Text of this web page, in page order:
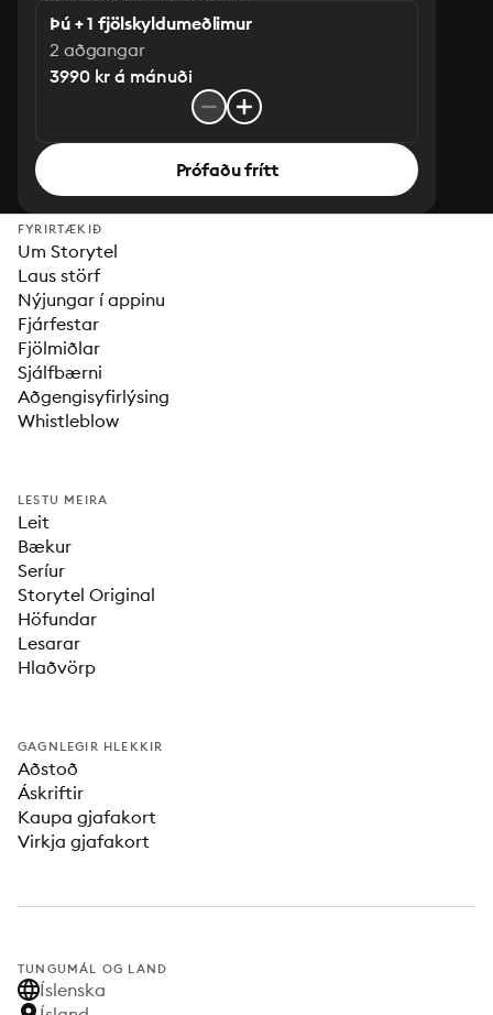
Þú + 1 fjölskyldumeðlimur
2 aðgangar
3990 kr á mánuði
Prófaðu frítt
FYRIRTÆKIÐ
Um Storytel
Laus störf
Nýjungar í appinu
Fjárfestar
Fjölmiðlar
Sjálfbærni
Aðgengisyfirlýsing
Whistleblow
LESTU MEIRA
Leit
Bækur
Seríur
Storytel Original
Höfundar
Lesarar
Hlaðvörp
GAGNLEGIR HLEKKIR
Aðstoð
Áskriftir
Kaupa gjafakort
Virkja gjafakort
TUNGUMÁL OG LAND
Íslenska